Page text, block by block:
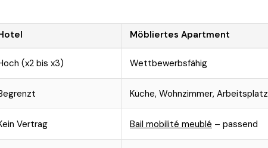
Möbliertes Apartment
(x2 bis x3) Wettbewerbsfähig
Küche, Wohnzimmer, Arbeitsplatz
Vertrag Bail mobilité meublé – passend